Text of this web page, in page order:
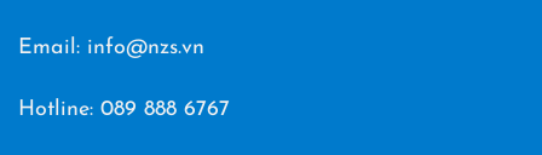
Email: info@nzs.vn
Hotline: 089 888 6767